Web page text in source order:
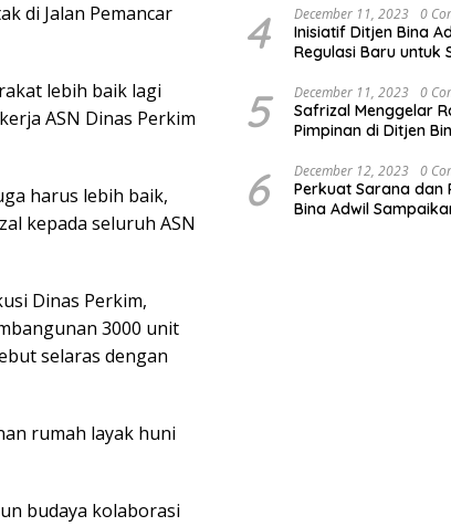
di Jalan Pemancar
lebih baik lagi
ASN Dinas Perkim
harus lebih baik,
kepada seluruh ASN
Dinas Perkim,
3000 unit
selaras dengan
rumah layak huni
budaya kolaborasi
4 December 11, 2023 0
Inisiatif Ditjen Bina
Regulasi Baru untuk
5 December 11, 2023 0
Safrizal Menggelar
Pimpinan di Ditjen
6 December 12, 2023 0
Perkuat Sarana dan
Bina Adwil